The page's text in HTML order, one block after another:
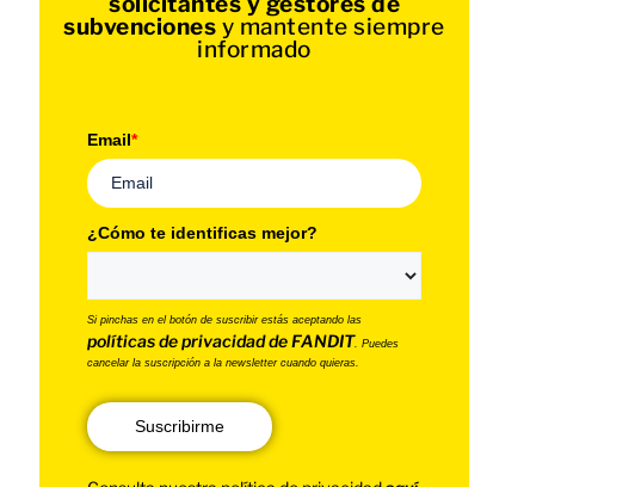
subvenciones y mantente siempre
informado
Email*
¿Cómo te identificas mejor?
Si pinchas en el botón de suscribir estás aceptando las
políticas de privacidad de FANDIT . Puedes
cancelar la suscripción a la newsletter cuando quieras.
Suscribirme